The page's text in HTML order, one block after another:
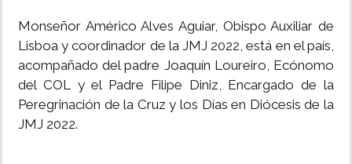
Monseñor Américo Alves Aguiar, Obispo Auxiliar de
Lisboa y coordinador de la JMJ 2022, está en el país,
acompañado del padre Joaquín Loureiro, Ecónomo
del COL y el Padre Filipe Diniz, Encargado de la
Peregrinación de la Cruz y los Días en Diócesis de la
JMJ 2022.